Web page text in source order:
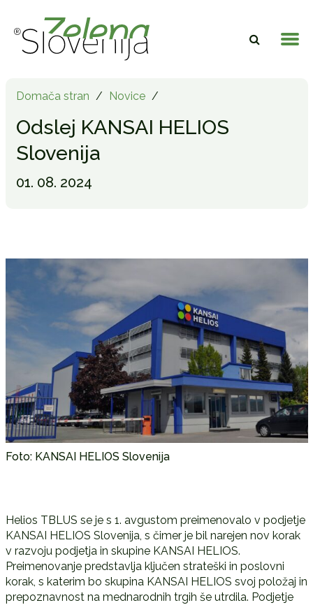
Domača stran / Novice /
Odslej KANSAI HELIOS
Slovenija
01. 08. 2024
Foto: KANSAI HELIOS Slovenija
Helios TBLUS se je s 1. avgustom preimenovalo v podjetje
KANSAI HELIOS Slovenija, s čimer je bil narejen nov korak
v razvoju podjetja in skupine KANSAI HELIOS.
Preimenovanje predstavlja ključen strateški in poslovni
korak, s katerim bo skupina KANSAI HELIOS svoj položaj in
prepoznavnost na mednarodnih trgih še utrdila. Podjetje